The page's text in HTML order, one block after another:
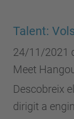
Talent:
24/11/2021
Meet
Descobreix
dirigit a